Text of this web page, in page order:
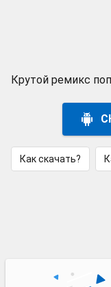
Крутой ремикс
Как скачать?